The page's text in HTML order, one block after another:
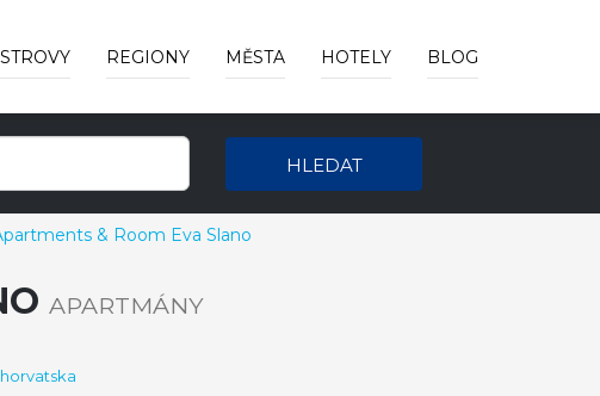
REGIONY MĚSTA HOTELY BLOG
HLEDAT
& Room Eva Slano
APARTMÁNY